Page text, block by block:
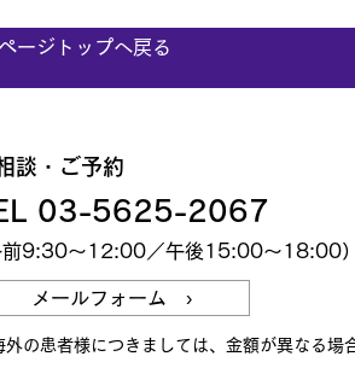
ページトップへ戻る
談・ご予約
03-5625-2067
前9:30～12:00／午後15:00～18:00
メールフォーム ›
の患者様につきましては、金額が異なる場